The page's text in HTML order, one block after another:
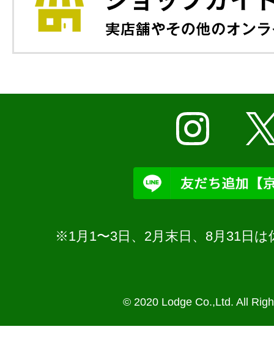
※1月1〜3日、2月末日、8月31日
© 2020 Lodge Co.,Ltd. All